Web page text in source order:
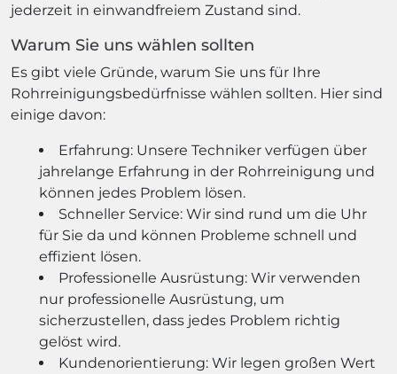
jederzeit in einwandfreiem Zustand sind.
Warum Sie uns wählen sollten
Es gibt viele Gründe, warum Sie uns für Ihre
Rohrreinigungsbedürfnisse wählen sollten. Hier sind
einige davon:
Erfahrung: Unsere Techniker verfügen über
jahrelange Erfahrung in der Rohrreinigung und
können jedes Problem lösen.
Schneller Service: Wir sind rund um die Uhr
für Sie da und können Probleme schnell und
effizient lösen.
Professionelle Ausrüstung: Wir verwenden
nur professionelle Ausrüstung, um
sicherzustellen, dass jedes Problem richtig
gelöst wird.
Kundenorientierung: Wir legen großen Wert